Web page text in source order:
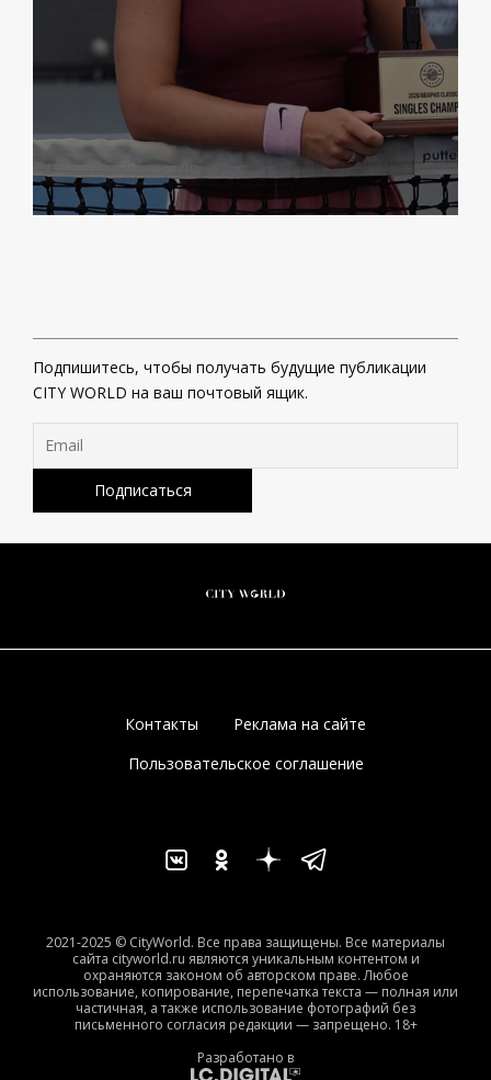
Подпишитесь, чтобы получать будущие публикации
CITY WORLD на ваш почтовый ящик.
Контакты
Реклама на сайте
Пользовательское соглашение
2021-2025 © CityWorld. Все права защищены. Все материалы
сайта cityworld.ru являются уникальным контентом и
охраняются законом об авторском праве. Любое
использование, копирование, перепечатка текста — полная или
частичная, а также использование фотографий без
письменного согласия редакции — запрещено. 18+
Разработано в